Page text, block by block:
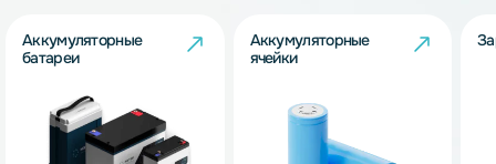
Аккумуляторные
батареи
Аккумуляторные
ячейки